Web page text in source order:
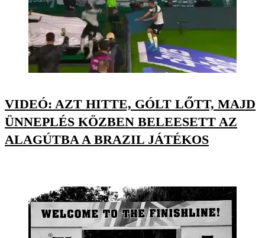
VIDEÓ: AZT HITTE, GÓLT LŐTT, MAJD
ÜNNEPLÉS KÖZBEN BELEESETT AZ
ALAGÚTBA A BRAZIL JÁTÉKOS